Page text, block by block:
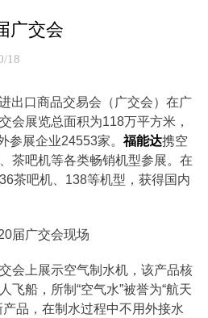
广交会
18
出口商品交易会（广交会）在广
会展览总面积为118万平方米，
参展企业24553家。福能达携空
茶吧机等各类畅销机型参展。在
茶吧机、138等机型，获得国内
会上展示空气制水机，该产品核
飞船，所制“空气水”被誉为“航天
产品，在制水过程中不用外接水